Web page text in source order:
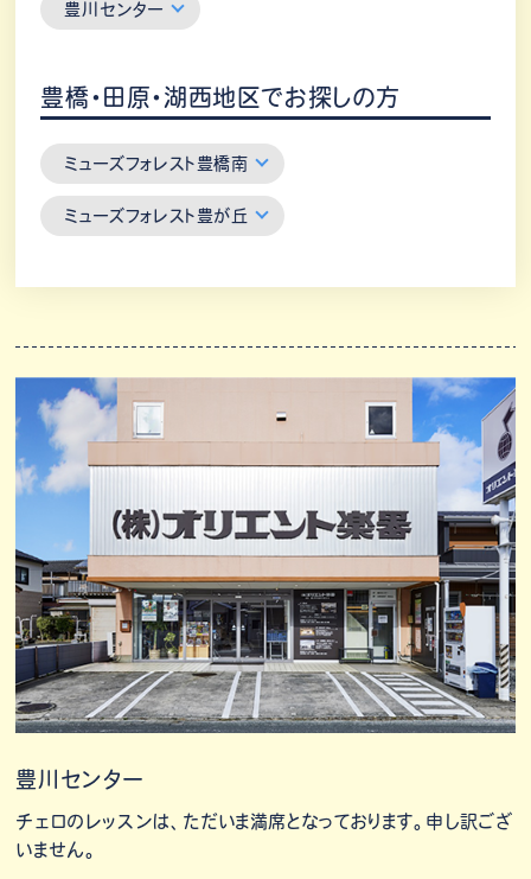
豊川センター
豊橋・田原・湖西地区でお探しの方
ミューズフォレスト豊橋南
ミューズフォレスト豊が丘
豊川センター
チェロのレッスンは、ただいま満席となっております。申し訳ござ
いません。